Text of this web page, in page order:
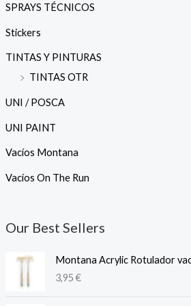
SPRAYS TÉCNICOS
Stickers
TINTAS Y PINTURAS
TINTAS OTR
UNI / POSCA
UNI PAINT
Vacíos Montana
Vacíos On The Run
Our Best Sellers
Montana Acrylic Rotulador
3,95€